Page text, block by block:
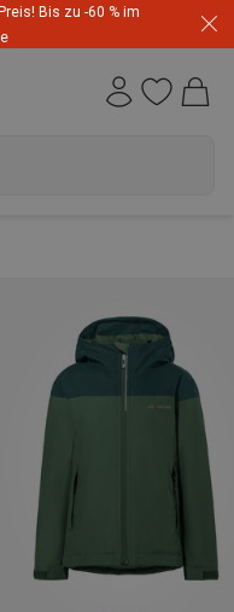
Bis zu -60 % im